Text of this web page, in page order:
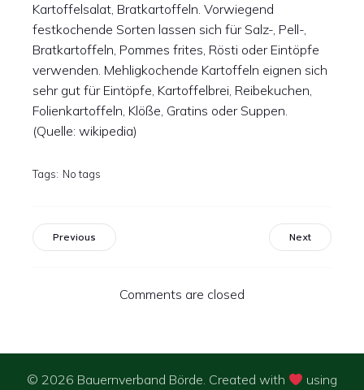
Kartoffelsalat, Bratkartoffeln. Vorwiegend
festkochende Sorten lassen sich für Salz-, Pell-,
Bratkartoffeln, Pommes frites, Rösti oder Eintöpfe
verwenden. Mehligkochende Kartoffeln eignen sich
sehr gut für Eintöpfe, Kartoffelbrei, Reibekuchen,
Folienkartoffeln, Klöße, Gratins oder Suppen.
(Quelle: wikipedia)
Tags: No tags
Previous Next
Comments are closed
© 2026 Bauernverband Börde. Created with
using